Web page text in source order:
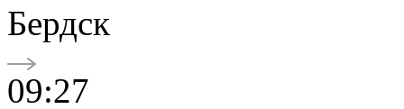
Бердск
09:27